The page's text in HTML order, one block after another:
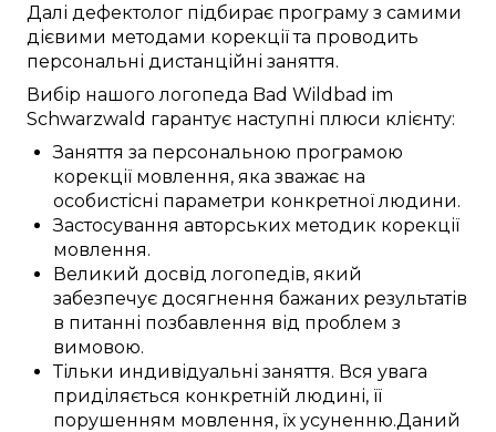
Далі дефектолог підбирає програму з самими
дієвими методами корекціїта проводить
персональні дистанційні заняття.
Вибір нашого логопеда Bad Wildbad im
Schwarzwald гарантує наступні плюси клієнту:
Заняття за персональною програмою
корекції мовлення, яка зважає на
особистісні параметри конкретної людини.
Застосування авторських методик корекції
мовлення.
Великий досвід логопедів, який
забезпечує досягнення бажаних результатів
в питанні позбавлення від проблем з
вимовою.
Тільки индивідуальні заняття. Вся увага
приділяється конкретній людині, її
порушенням мовлення, їх усуненню.Даний